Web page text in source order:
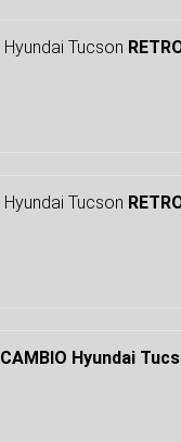
CAMBIO Hyundai